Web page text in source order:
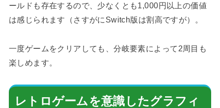
ールドも存在するので、少なくとも1,000円以上の価値
は感じられます（さすがにSwitch版は割高ですが）。
一度ゲームをクリアしても、分岐要素によって2周目も
楽しめます。
レトロゲームを意識したグラフィ